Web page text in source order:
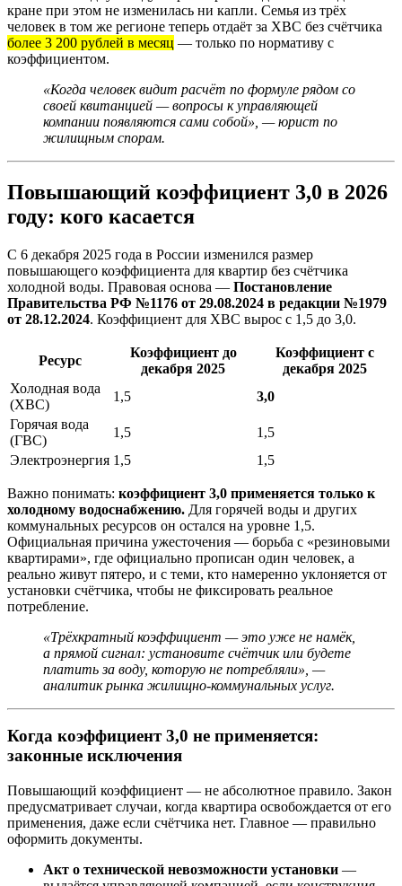
кране при этом не изменилась ни капли. Семья из трёх
человек в том же регионе теперь отдаёт за ХВС без счётчика
более 3 200 рублей в месяц — только по нормативу с
коэффициентом.
«Когда человек видит расчёт по формуле рядом со
своей квитанцией — вопросы к управляющей
компании появляются сами собой», — юрист по
жилищным спорам.
Повышающий коэффициент 3,0 в 2026
году: кого касается
С 6 декабря 2025 года в России изменился размер
повышающего коэффициента для квартир без счётчика
холодной воды. Правовая основа — Постановление
Правительства РФ №1176 от 29.08.2024 в редакции №1979
от 28.12.2024. Коэффициент для ХВС вырос с 1,5 до 3,0.
Ресурс
Коэффициент до
декабря 2025
Коэффициент с
декабря 2025
Холодная вода
(ХВС)
1,5
3,0
Горячая вода
(ГВС)
1,5
1,5
Электроэнергия 1,5 1,5
Важно понимать: коэффициент 3,0 применяется только к
холодному водоснабжению. Для горячей воды и других
коммунальных ресурсов он остался на уровне 1,5.
Официальная причина ужесточения — борьба с «резиновыми
квартирами», где официально прописан один человек, а
реально живут пятеро, и с теми, кто намеренно уклоняется от
установки счётчика, чтобы не фиксировать реальное
потребление.
«Трёхкратный коэффициент — это уже не намёк,
а прямой сигнал: установите счётчик или будете
платить за воду, которую не потребляли», —
аналитик рынка жилищно-коммунальных услуг.
Когда коэффициент 3,0 не применяется:
законные исключения
Повышающий коэффициент — не абсолютное правило. Закон
предусматривает случаи, когда квартира освобождается от его
применения, даже если счётчика нет. Главное — правильно
оформить документы.
Акт о технической невозможности установки —